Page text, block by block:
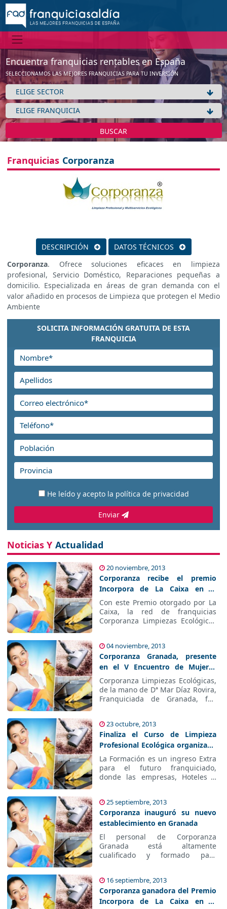
Encuentra franquicias rentables en España
SELECCIONAMOS LAS MEJORES FRANQUICIAS PARA TU INVERSIÓN
BUSCAR
Franquicias Corporanza
DESCRIPCIÓN
DATOS TÉCNICOS
Corporanza. Ofrece soluciones eficaces en limpieza
profesional, Servicio Doméstico, Reparaciones pequeñas a
domicilio. Especializada en áreas de gran demanda con el
valor añadido en procesos de Limpieza que protegen el
Medio Ambiente
SOLICITA INFORMACIÓN GRATUITA DE ESTA
FRANQUICIA
He leído y acepto la política de privacidad
Enviar
Noticias Y Actualidad
20 noviembre, 2013
Corporanza recibe el premio
Incorpora de La Caixa en la
categoría de Pequeña Empresa
Con este Premio otorgado por La
Caixa, la red de franquicias
Corporanza Limpiezas Ecológicas
empresa a seguir.
04 noviembre, 2013
Corporanza Granada, presente
en el V Encuentro de Mujeres
Empresarias y Emprendedoras
de Motril
Corporanza Limpiezas Ecológicas,
de la mano de Dª Mar Díaz Rovira,
Franquiciada de Granada, fue
propuestas de todo tipo de
Limpiezas en un entorno
saludable, ecológico y sostenible.
23 octubre, 2013
Finaliza el Curso de Limpieza
Profesional Ecológica organizado
por Corporanza
La Formación es un ingreso Extra
para el futuro franquiciado,
donde las empresas, Hoteles y
sus empleados.
25 septiembre, 2013
Corporanza inauguró su nuevo
establecimiento en Granada
El personal de Corporanza
Granada está altamente
cualificado y formado para
destaca por la especialización en
la limpieza.
16 septiembre, 2013
Corporanza ganadora del Premio
Incorpora de La Caixa en la
No tenemos información de la expansión de esta franquicia
Ver franquicias de Limpieza / Tintorerías / Arreglos
Aceptar